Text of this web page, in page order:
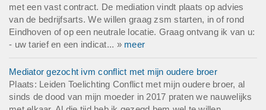
met een vast contract. De mediation vindt plaats op advies
van de bedrijfsarts. We willen graag zsm starten, in of rond
Eindhoven of op een neutrale locatie. Graag ontvang ik van u:
- uw tarief en een indicat... » meer
Mediator gezocht ivm conflict met mijn oudere broer
Plaats: Leiden Toelichting Conflict met mijn oudere broer, al
sinds de dood van mijn moeder in 2017 praten we nauwelijks